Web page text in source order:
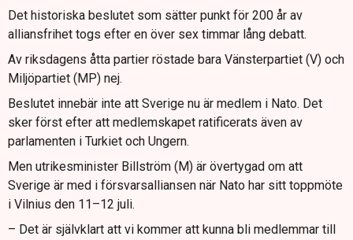
Det historiska beslutet som sätter punkt för 200 år av
alliansfrihet togs efter en över sex timmar lång debatt.
Av riksdagens åtta partier röstade bara Vänsterpartiet (V) och
Miljöpartiet (MP) nej.
Beslutet innebär inte att Sverige nu är medlem i Nato. Det
sker först efter att medlemskapet ratificerats även av
parlamenten i Turkiet och Ungern.
Men utrikesminister Billström (M) är övertygad om att
Sverige är med i försvarsalliansen när Nato har sitt toppmöte
i Vilnius den 11–12 juli.
– Det är självklart att vi kommer att kunna bli medlemmar till